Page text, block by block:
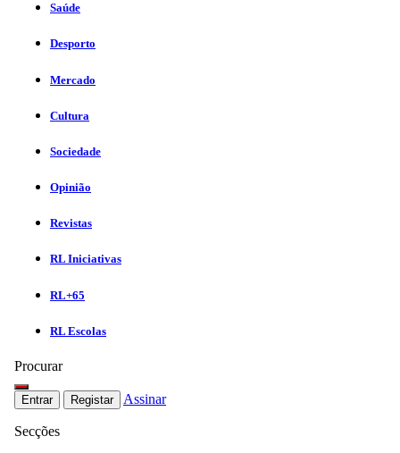
Saúde
Desporto
Mercado
Cultura
Sociedade
Opinião
Revistas
RL Iniciativas
RL+65
RL Escolas
Procurar
Entrar Registar Assinar
Secções